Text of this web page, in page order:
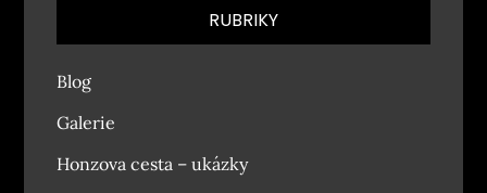
RUBRIKY
Blog
Galerie
Honzova cesta – ukázky